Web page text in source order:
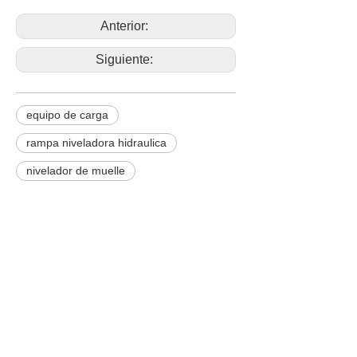
Anterior:
Siguiente:
equipo de carga
rampa niveladora hidraulica
nivelador de muelle